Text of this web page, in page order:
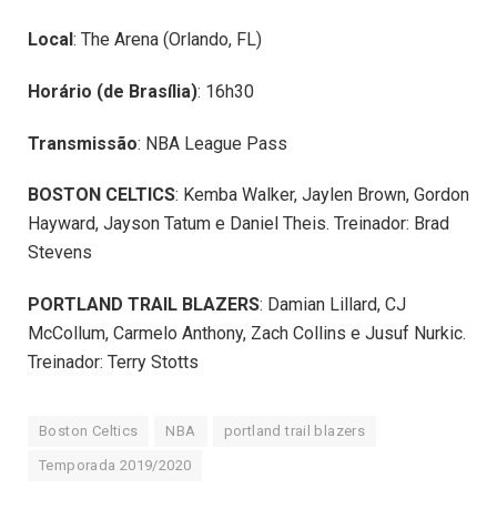
Local: The Arena (Orlando, FL)
Horário (de Brasília): 16h30
Transmissão: NBA League Pass
BOSTON CELTICS: Kemba Walker, Jaylen Brown, Gordon
Hayward, Jayson Tatum e Daniel Theis. Treinador: Brad
Stevens
PORTLAND TRAIL BLAZERS: Damian Lillard, CJ
McCollum, Carmelo Anthony, Zach Collins e Jusuf Nurkic.
Treinador: Terry Stotts
Boston Celtics NBA portland trail blazers
Temporada 2019/2020